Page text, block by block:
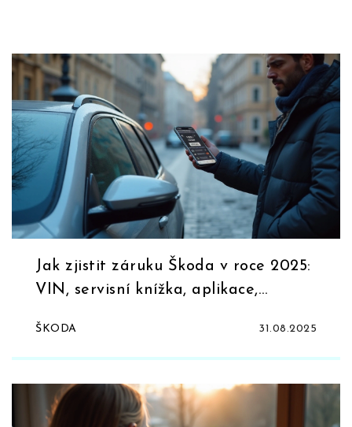
Jak zjistit záruku Škoda v roce 2025:
VIN, servisní knížka, aplikace,
ŠKODA 31.08.2025